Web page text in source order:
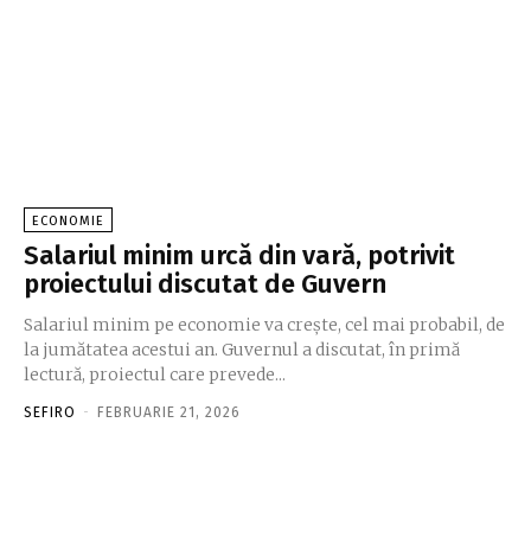
ECONOMIE
Salariul minim urcă din vară, potrivit
proiectului discutat de Guvern
Salariul minim pe economie va crește, cel mai probabil, de
la jumătatea acestui an. Guvernul a discutat, în primă
lectură, proiectul care prevede...
SEFIRO - FEBRUARIE 21, 2026